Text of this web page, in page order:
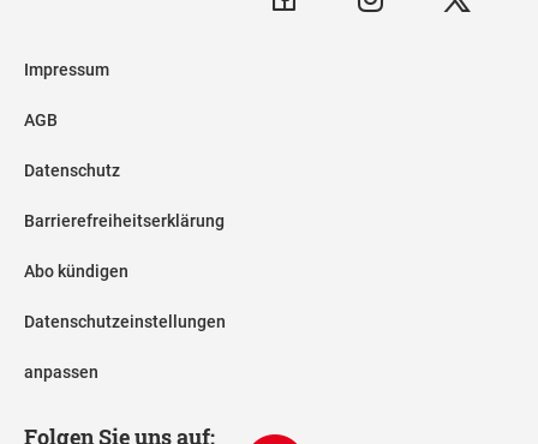
Impressum
AGB
Datenschutz
Barrierefreiheitserklärung
Abo kündigen
Datenschutzeinstellungen
anpassen
Folgen Sie uns auf: